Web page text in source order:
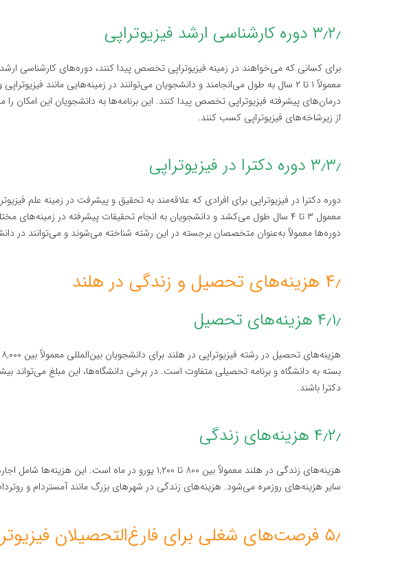
۳٫۲٫ دوره کارشناسی ارشد فیزیوتراپی
برای کسانی که می‌خواهند در زمینه فیزیوتراپی تخصص پیدا کنند، دوره‌های کارشناسی ارشد
معمولاً ۱ تا ۲ سال به طول می‌انجامند و دانشجویان می‌توانند در زمینه‌هایی مانند
درمان‌های پیشرفته فیزیوتراپی تخصص پیدا کنند. این برنامه‌ها به دانشجویان این
از زیرشاخه‌های فیزیوتراپی کسب کنند.
۳٫۳٫ دوره دکترا در فیزیوتراپی
دوره دکترا در فیزیوتراپی برای افرادی که علاقه‌مند به تحقیق و پیشرفت در زمینه علم
معمول ۳ تا ۴ سال طول می‌کشد و دانشجویان به انجام تحقیقات پیشرفته در زمینه‌های
دوره‌ها معمولاً به‌عنوان متخصصان برجسته در این رشته شناخته می‌شوند و می‌توانند در
۴٫ هزینه‌های تحصیل و زندگی در هلند
۴٫۱٫ هزینه‌های تحصیل
بسته به دانشگاه و برنامه تحصیلی متفاوت است. در برخی دانشگاه‌ها، این مبلغ می‌تواند
دکترا باشند.
۴٫۲٫ هزینه‌های زندگی
هزینه‌های زندگی در هلند معمولاً بین ۸۰۰ تا ۱,۲۰۰ یورو در
سایر هزینه‌های روزمره می‌شود. هزینه‌های زندگی در شهرهای بزرگ مانند آمستردام و
۵٫ فرصت‌های شغلی برای فارغ‌التحصیلان فیزیوتراپی